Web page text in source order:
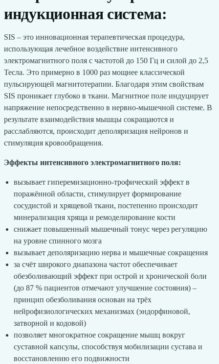
индукционная система:
SIS – это инновационная терапевтическая процедура,
использующая лечебное воздействие интенсивного
электромагнитного поля с частотой до 150 Гц и силой до 2,5
Тесла. Это примерно в 1000 раз мощнее классической
пульсирующей магнитотерапии. Благодаря этим свойствам
SIS проникает глубоко в ткани. Магнитное поле индуцирует
напряжение непосредственно в нервно-мышечной системе. В
результате взаимодействия мышцы сокращаются и
расслабляются, происходит деполяризация нейронов и
стимуляция кровообращения.
Эффекты интенсивного электромагнитного поля:
вызывает гиперемизационно-трофический эффект в
поражённой области, стимулирует формирование
сосудистой и хрящевой ткани, постепенно происходит
минерализация хряща и ремоделирование кости
снижает повышенный мышечный тонус через регуляцию
на уровне спинного мозга
вызывает деполяризацию нерва и мышечные сокращения
за счёт широкого диапазона частот обеспечивает
обезболивающий эффект при острой и хронической боли
(до 87 % пациентов отмечают улучшение состояния) –
принцип обезболивания основан на трёх
нейрофизиологических механизмах (эндорфиновой,
затворной и кодовой)
позволяет многократное сокращение мышц вокруг
суставной капсулы, способствуя мобилизации сустава и
восстановлению его подвижности